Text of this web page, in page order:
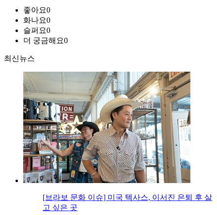
좋아요0
화나요0
슬퍼요0
더 궁금해요0
최신뉴스
[브라보 문화 이슈] 미국 텍사스, 이서진 은퇴 후 살
고 싶은 곳